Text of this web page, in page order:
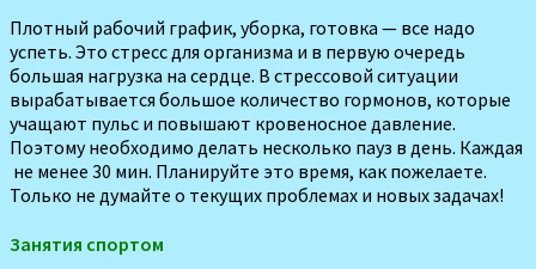
Плотный рабочий график, уборка, готовка — все надо
успеть. Это стресс для организма и в первую очередь
большая нагрузка на сердце. В стрессовой ситуации
вырабатывается большое количество гормонов, которые
учащают пульс и повышают кровеносное давление.
Поэтому необходимо делать несколько пауз в день. Каждая
не менее 30 мин. Планируйте это время, как пожелаете.
Только не думайте о текущих проблемах и новых задачах!
Занятия спортом